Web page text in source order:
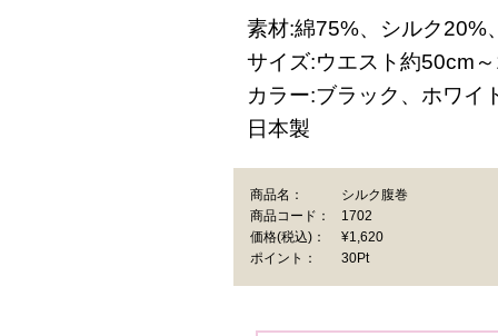
素材:綿75%、シルク20%
サイズ:ウエスト約50cm
カラー:ブラック、ホワイ
日本製
商品名：
シルク腹巻
商品コード：
1702
価格(税込) ：
¥1,620
ポイント：
30Pt